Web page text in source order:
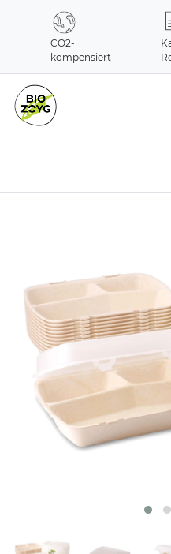
CO2-
kompensiert